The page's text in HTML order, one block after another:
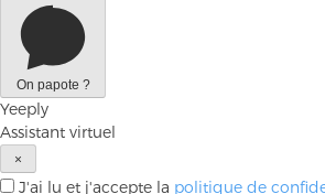
On papote ?
Yeeply
Assistant virtuel
×
J'ai lu et j'accepte la politique de